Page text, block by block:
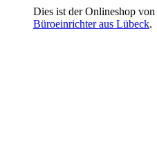
Dies ist der Onlineshop von
Büroeinrichter aus Lübeck.